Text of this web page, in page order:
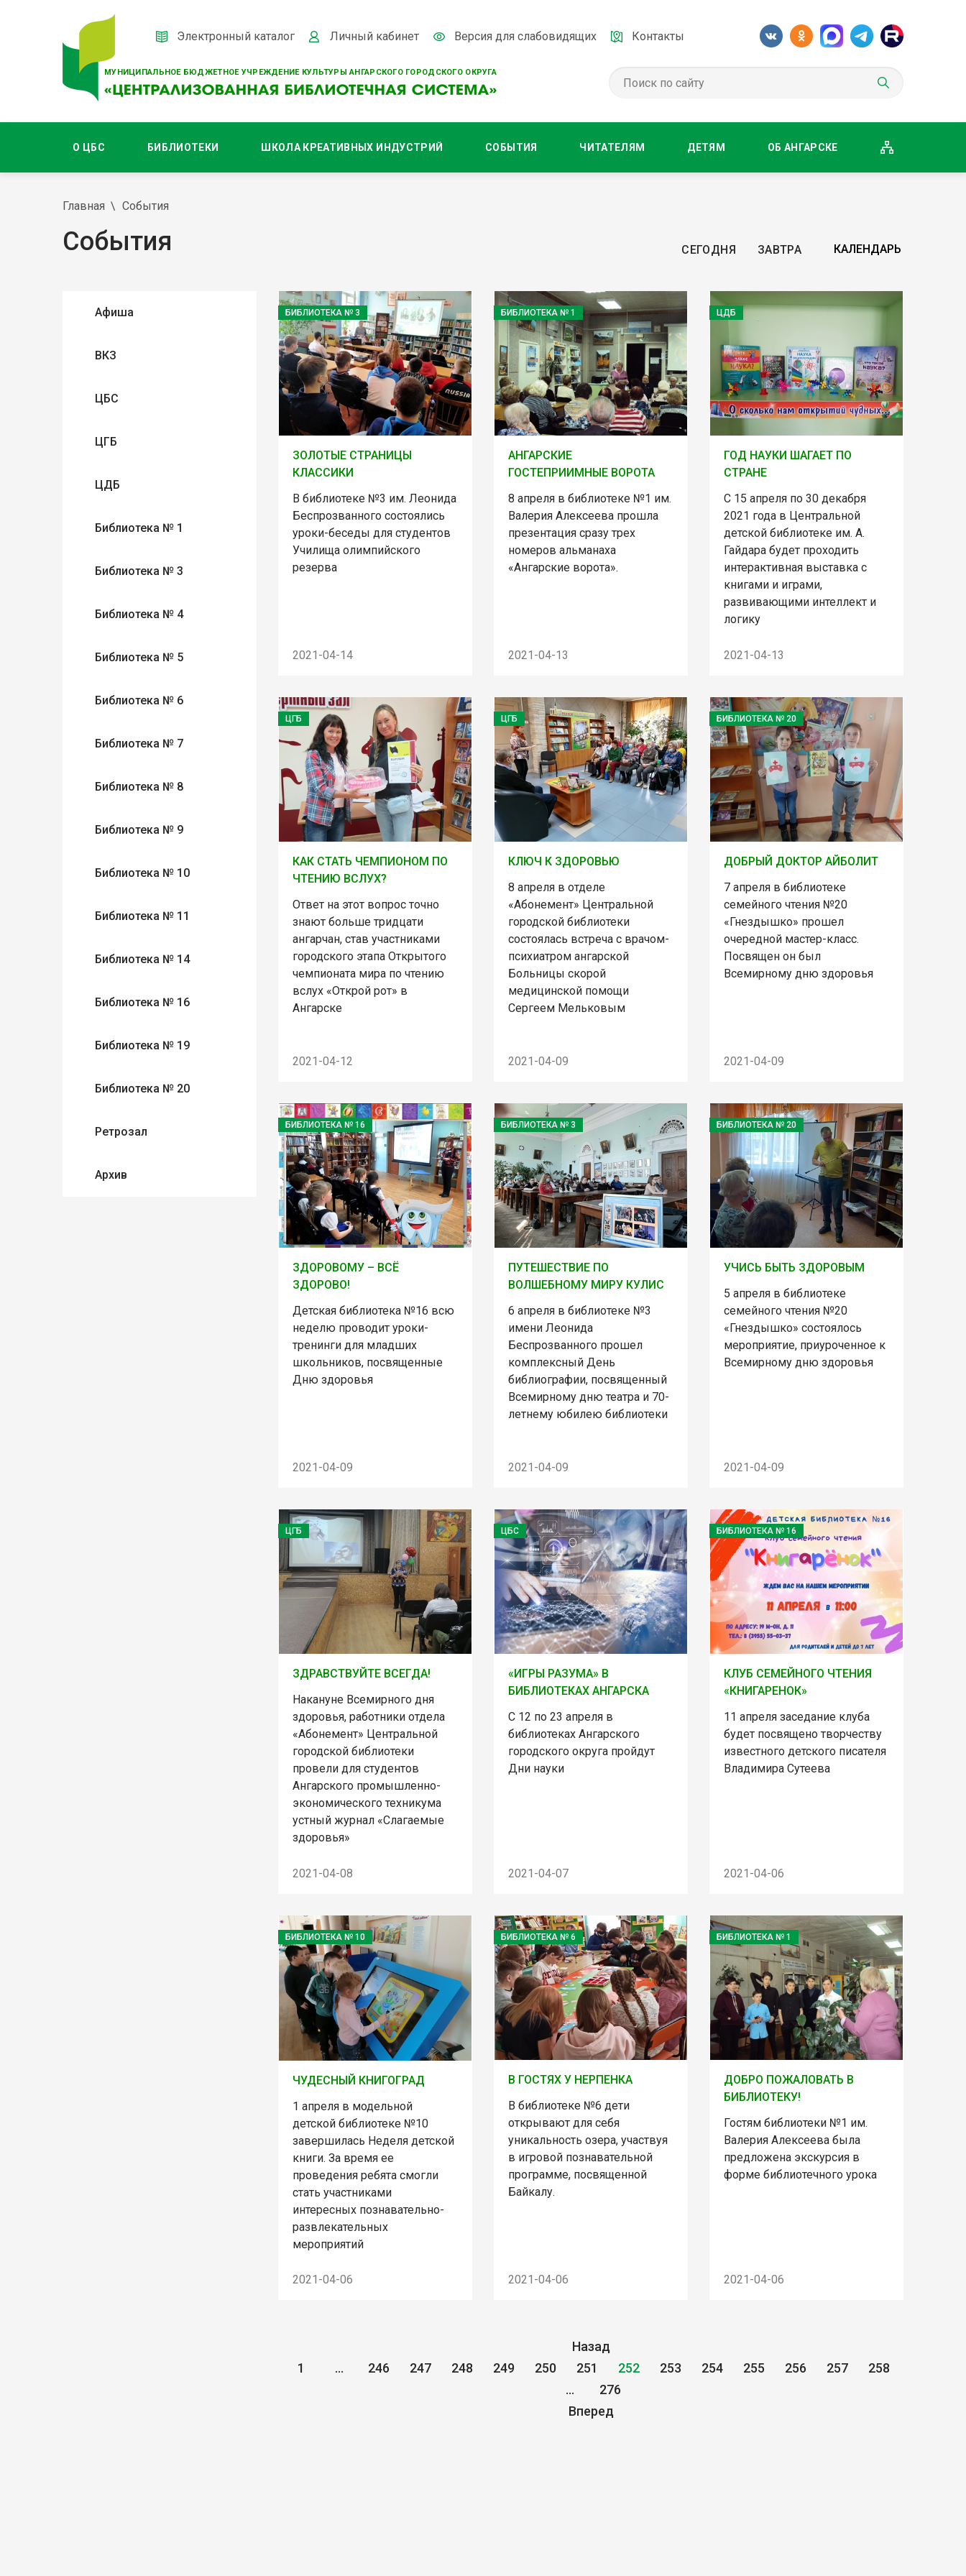
МУНИЦИПАЛЬНОЕ БЮДЖЕТНОЕ УЧРЕЖДЕНИЕ КУЛЬТУРЫ АНГАРСКОГО ГОРОДСКОГО ОКРУГА
Электронный каталог Личный кабинет Версия для слабовидящих Контакты
О ЦБС БИБЛИОТЕКИ ШКОЛА КРЕАТИВНЫХ ИНДУСТРИЙ СОБЫТИЯ ЧИТАТЕЛЯМ ДЕТЯМ ОБ АНГАРСКЕ
Главная События
События СЕГОДНЯ ЗАВТРА
Афиша
ВКЗ
ЦБС
ЦГБ
ЦДБ
Библиотека № 1
Библиотека № 3
Библиотека № 4
Библиотека № 5
Библиотека № 6
Библиотека № 7
Библиотека № 8
Библиотека № 9
Библиотека № 10
Библиотека № 11
Библиотека № 14
Библиотека № 16
Библиотека № 19
Библиотека № 20
Ретрозал
Архив
БИБЛИОТЕКА № 3
ЗОЛОТЫЕ СТРАНИЦЫ
КЛАССИКИ
В библиотеке №3 им. Леонида
Беспрозванного состоялись
уроки-беседы для студентов
Училища олимпийского
резерва
2021-04-14
БИБЛИОТЕКА № 1
АНГАРСКИЕ
ГОСТЕПРИИМНЫЕ ВОРОТА
8 апреля в библиотеке №1 им.
Валерия Алексеева прошла
презентация сразу трех
номеров альманаха
«Ангарские ворота».
2021-04-13
ЦДБ
ГОД НАУКИ ШАГАЕТ ПО
СТРАНЕ
С 15 апреля по 30 декабря
2021 года в Центральной
детской библиотеке им. А.
Гайдара будет проходить
интерактивная выставка с
книгами и играми,
развивающими интеллект и
логику
2021-04-13
ЦГБ
КАК СТАТЬ ЧЕМПИОНОМ ПО
ЧТЕНИЮ ВСЛУХ?
Ответ на этот вопрос точно
знают больше тридцати
ангарчан, став участниками
городского этапа Открытого
чемпионата мира по чтению
вслух «Открой рот» в
Ангарске
2021-04-12
ЦГБ
КЛЮЧ К ЗДОРОВЬЮ
8 апреля в отделе
«Абонемент» Центральной
городской библиотеки
состоялась встреча с врачом-
психиатром ангарской
Больницы скорой
медицинской помощи
Сергеем Мельковым
2021-04-09
БИБЛИОТЕКА № 20
ДОБРЫЙ ДОКТОР АЙБОЛИТ
7 апреля в библиотеке
семейного чтения №20
«Гнездышко» прошел
очередной мастер-класс.
Посвящен он был
Всемирному дню здоровья
2021-04-09
БИБЛИОТЕКА № 16
ЗДОРОВОМУ – ВСЁ
ЗДОРОВО!
Детская библиотека №16 всю
неделю проводит уроки-
тренинги для младших
школьников, посвященные
Дню здоровья
2021-04-09
БИБЛИОТЕКА № 3
ПУТЕШЕСТВИЕ ПО
ВОЛШЕБНОМУ МИРУ КУЛИС
6 апреля в библиотеке №3
имени Леонида
Беспрозванного прошел
комплексный День
библиографии, посвященный
Всемирному дню театра и 70-
летнему юбилею библиотеки
2021-04-09
БИБЛИОТЕКА № 20
УЧИСЬ БЫТЬ ЗДОРОВЫМ
5 апреля в библиотеке
семейного чтения №20
«Гнездышко» состоялось
мероприятие, приуроченное к
Всемирному дню здоровья
2021-04-09
ЦГБ
ЗДРАВСТВУЙТЕ ВСЕГДА!
Накануне Всемирного дня
здоровья, работники отдела
«Абонемент» Центральной
городской библиотеки
провели для студентов
Ангарского промышленно-
экономического техникума
устный журнал «Слагаемые
здоровья»
2021-04-08
ЦБС
«ИГРЫ РАЗУМА» В
БИБЛИОТЕКАХ АНГАРСКА
С 12 по 23 апреля в
библиотеках Ангарского
городского округа пройдут
Дни науки
2021-04-07
БИБЛИОТЕКА № 16
КЛУБ СЕМЕЙНОГО ЧТЕНИЯ
«КНИГАРЕНОК»
11 апреля заседание клуба
будет посвящено творчеству
известного детского писателя
Владимира Сутеева
2021-04-06
БИБЛИОТЕКА № 10
ЧУДЕСНЫЙ КНИГОГРАД
1 апреля в модельной
детской библиотеке №10
завершилась Неделя детской
книги. За время ее
проведения ребята смогли
стать участниками
интересных познавательно-
развлекательных
мероприятий
2021-04-06
БИБЛИОТЕКА № 6
В ГОСТЯХ У НЕРПЕНКА
В библиотеке №6 дети
открывают для себя
уникальность озера, участвуя
в игровой познавательной
программе, посвященной
Байкалу.
2021-04-06
БИБЛИОТЕКА № 1
ДОБРО ПОЖАЛОВАТЬ В
БИБЛИОТЕКУ!
Гостям библиотеки №1 им.
Валерия Алексеева была
предложена экскурсия в
форме библиотечного урока
2021-04-06
Назад
1
... 246 247 248 249 250 251 252 253 254 255 256 257
258
...
276
Вперед